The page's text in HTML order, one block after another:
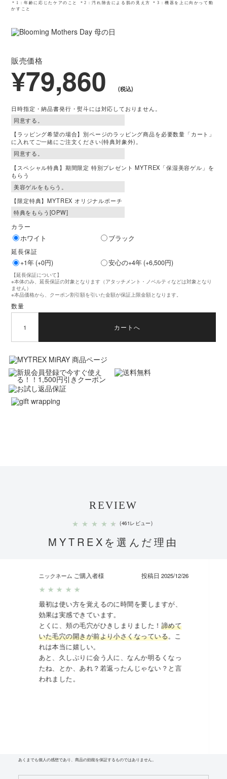
＊1：年齢に応じたケアのこと ＊2：汚れ除去による肌の見え方 ＊3：機器を上に向かって動
かすこと
販売価格
¥79,860 (税込)
日時指定・納品書発行・熨斗には対応しておりません。
【ラッピング希望の場合】別ページのラッピング商品を必要数量「カート」
に入れてご一緒にご注文ください(特典対象外)。
【スペシャル特典】期間限定 特別プレゼント MYTREX「保湿美容ゲル」を
もらう
【限定特典】MYTREX オリジナルポーチ
カラー
ホワイト ブラック
延長保証
+1年 (+0円) 安心の+4年 (+6,500円)
【延長保証について】
※本体のみ、延長保証の対象となります（アタッチメント・ノベルティなどは対象となり
ません）
※本品価格から、クーポン割引額を引いた金額が保証上限金額となります。
数量
カートへ
REVIEW
★ ★ ★ ★ ★ (461レビュー)
MYTREXを選んだ理由
ニックネーム ご購入者様 投稿日 2025/12/26
★ ★ ★ ★ ★
最初は使い方を覚えるのに時間を要しますが、
効果は実感できています。
とくに、頬の毛穴がひきしまりました！諦めて
いた毛穴の開きが前より小さくなっている。こ
れは本当に嬉しい。
あと、久しぶりに会う人に、なんか明るくなっ
たね、とか、あれ？若返ったんじゃない？と言
われました。
あくまでも個人の感想であり、商品の効能を保証するものではありません。
2025年3月6日
※コットンストッパーは、出荷時はリフトケアヘッドの電極部に装着されていま
す。※本書に記載のイラストはイメージであり、実際と異なる場合があります。※
デザインおよび仕様については、予告なしに変更することがございます。※本製品
は一般家庭用です。医療機器ではありません。※ご使用の前に、必ず製品付属の取
い。
× 閉じる